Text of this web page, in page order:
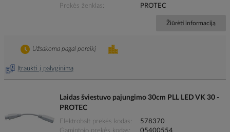
Prekės ženklas
PROTEC
Žiūrėti informaciją
Įtraukti į palyginimą
Užsakoma pagal poreikį
Laidas šviestuvo pajungimo 30cm PLL LED VK 30 -
PROTEC
Elektrobalt prekės kodas
578370